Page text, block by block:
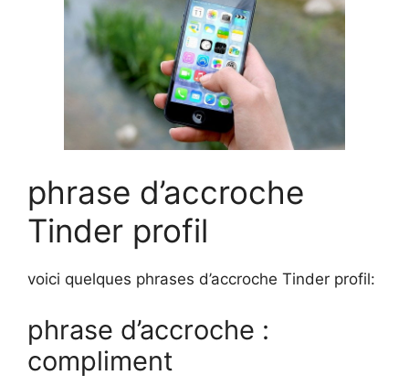
phrase d’accroche
Tinder profil
voici quelques phrases d’accroche Tinder profil:
phrase d’accroche :
compliment